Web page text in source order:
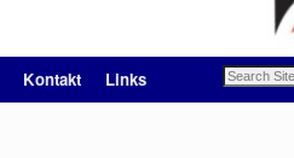
Kontakt Links